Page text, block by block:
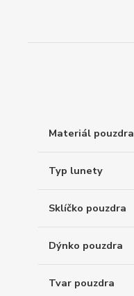
Materiál pouzdra
Typ lunety
Sklíčko pouzdra
Dýnko pouzdra
Tvar pouzdra